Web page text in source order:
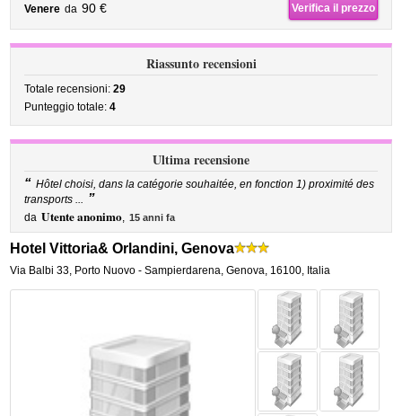
Venere da 90 € Verifica il prezzo
Riassunto recensioni
Totale recensioni:29
Punteggio totale:4
Ultima recensione
“ Hôtel choisi, dans la catégorie souhaitée, en fonction 1) proximité des
transports ... ”
da Utente anonimo, 15 anni fa
Hotel Vittoria& Orlandini, Genova
Via Balbi 33, Porto Nuovo - Sampierdarena, Genova, 16100, Italia